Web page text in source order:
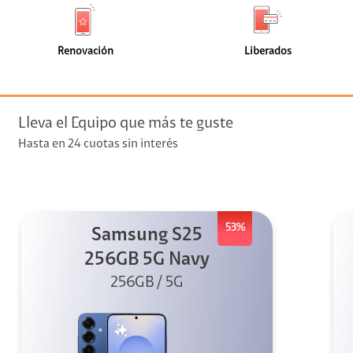
+ Telefonía
streaming
de
faceta
Renovación
(0)
faceta
Liberados
Lleva el Equipo que más te guste
Hasta en 24 cuotas sin interés
53%
Samsung S25
256GB 5G Navy
256GB / 5G